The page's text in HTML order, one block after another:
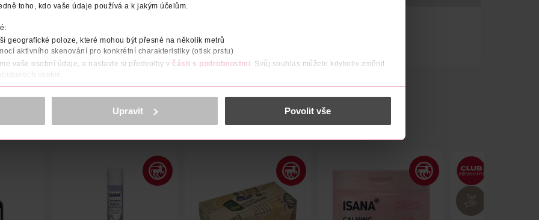
toho, kdo vaše údaje používá a k jakým účelům.
geografické poloze, které mohou být přesné na několik metrů
aktivního skenování pro konkrétní charakteristiky (otisk prstu)
vaše osobní údaje, a nastavte si předvolby v části s podrobnostmi. Svůj souhlas můžete kdykoliv změnit
cookie.
a reklam, funkcí sociálních médií, analýze návštěvnosti, které mohou nést osobní údaje.
osobních údajů.
<
Upravit Povolit vše
ze 100% bavlny